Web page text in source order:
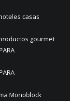
casas
gourmet
Monoblock